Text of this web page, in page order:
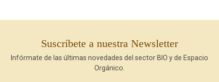
Suscríbete a nuestra Newsletter
Infórmate de las últimas novedades del sector BIO y de Espacio
Orgánico.